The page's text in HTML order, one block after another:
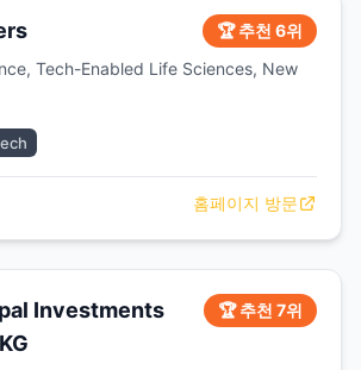
🏆 추천 6위
Tech-Enabled Life Sciences, New
홈페이지 방문
Investments
🏆 추천 7위